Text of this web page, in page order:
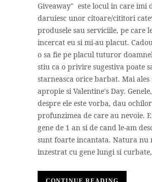
Giveaway" este locul in care imi
daruiesc unor citoare/cititori
produsele sau serviciile, pe care
incercat eu si mi-au placut.
o sa fie pe placul tuturor
stiu ca o privire sugestiva poate
starneasca orice barbat. Mai ales
apropie si Valentine's Day.
despre ele este vorba, dau ochilor
profunzimea de care au nevoie.
gene de 1 an si de cand le-am
sunt foarte incantata. Natura nu
inzestrat cu gene lungi si